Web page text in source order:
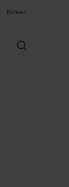
Kontakt